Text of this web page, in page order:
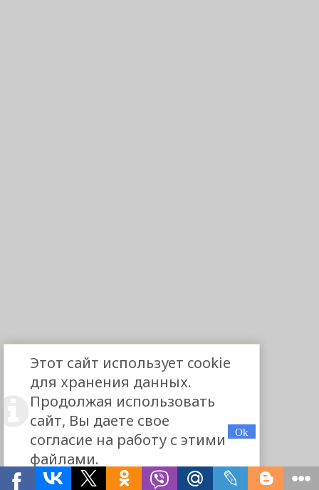
Этот сайт использует cookie
для хранения данных.
Продолжая использовать
сайт, Вы даете свое
согласие на работу с этими
файлами.